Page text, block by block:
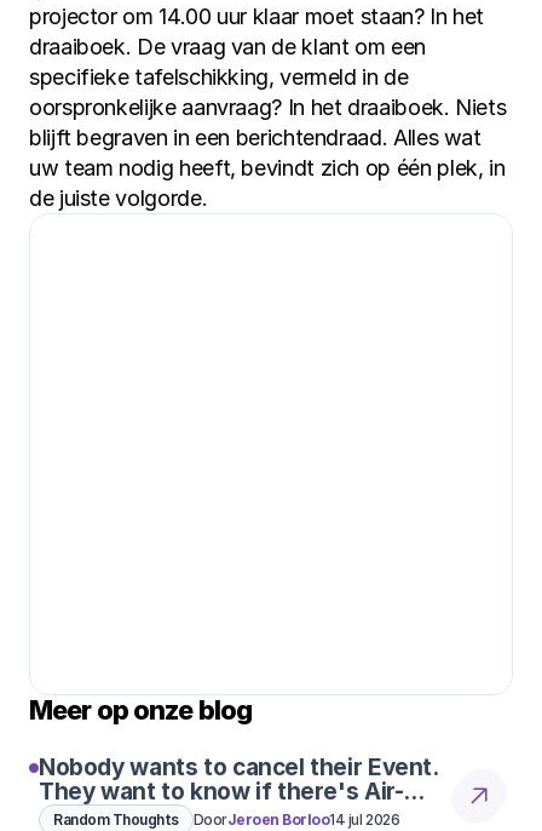
projector om 14.00 uur klaar moet staan? In het
draaiboek. De vraag van de klant om een
specifieke tafelschikking, vermeld in de
oorspronkelijke aanvraag? In het draaiboek. Niets
blijft begraven in een berichtendraad. Alles wat
uw team nodig heeft, bevindt zich op één plek, in
de juiste volgorde.
Meer op onze blog
Nobody wants to cancel their Event.
They want to know if there's Air-
Con
Random Thoughts DoorJeroen Borloo14 jul 2026